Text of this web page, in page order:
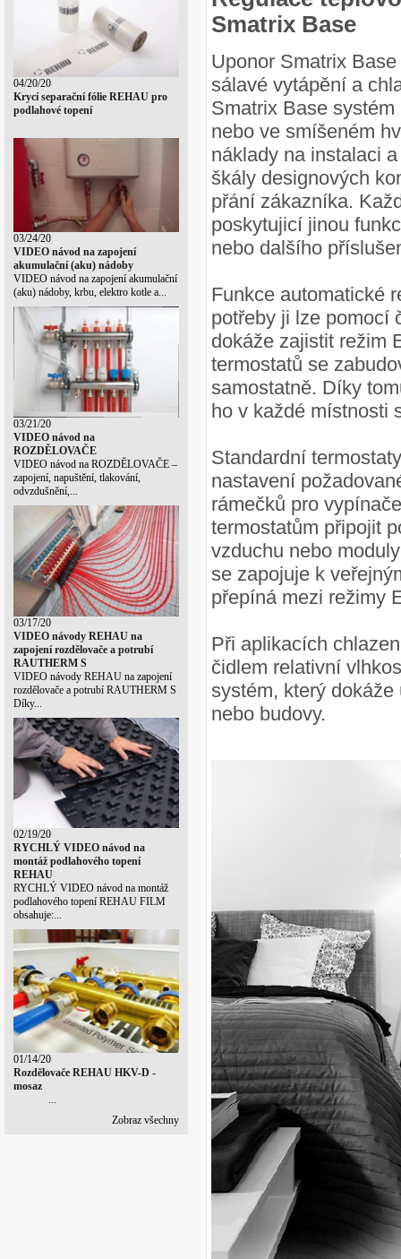
04/20/20
Krycí separační fólie REHAU pro
podlahové topení
03/24/20
VIDEO návod na zapojení
akumulační (aku) nádoby
VIDEO návod na zapojení akumulační
(aku) nádoby, krbu, elektro kotle a...
03/21/20
VIDEO návod na
ROZDĚLOVAČE
VIDEO návod na ROZDĚLOVAČE –
zapojení, napuštění, tlakování,
odvzdušnění,...
03/17/20
VIDEO návody REHAU na
zapojení rozdělovače a potrubí
RAUTHERM S
VIDEO návody REHAU na zapojení
rozdělovače a potrubí RAUTHERM S
Díky...
02/19/20
RYCHLÝ VIDEO návod na
montáž podlahového topení
REHAU
RYCHLÝ VIDEO návod na montáž
podlahového topení REHAU FILM
obsahuje:...
01/14/20
Rozdělovače REHAU HKV-D -
mosaz
...
Zobraz všechny
Smatrix Base
Uponor Smatrix
sálavé vytápění a
Smatrix Base
nebo ve smíšeném
náklady na instalaci
škály designových
přání zákazníka.
poskytujicí jinou
nebo dalšího
Funkce automatické
potřeby ji lze pomocí
dokáže zajistit režim
termostatů se
samostatně. Díky
ho v každé místnosti
Standardní
nastavení
rámečků pro
termostatům připojit
vzduchu nebo
se zapojuje k
přepíná mezi režimy
Při aplikacích
čidlem relativní
systém, který
nebo budovy.